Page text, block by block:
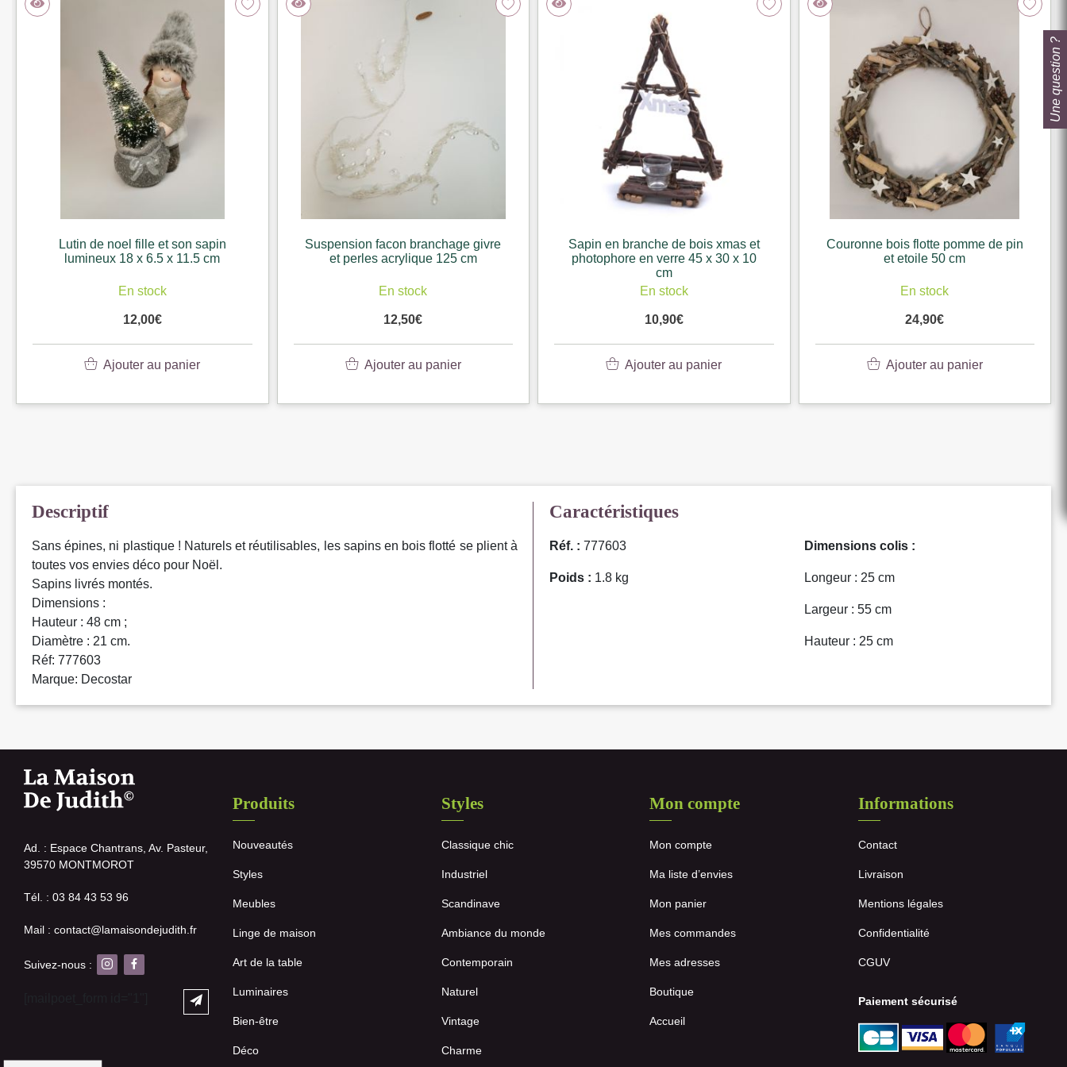
Lutin de noel fille et son sapin
lumineux 18 x 6.5 x 11.5 cm
En stock
12,00€
Ajouter au panier
Suspension facon branchage givre
et perles acrylique 125 cm
En stock
12,50€
Ajouter au panier
Sapin en branche de bois xmas et
photophore en verre 45 x 30 x 10
cm
En stock
10,90€
Ajouter au panier
Couronne bois flotte pomme de pin
et etoile 50 cm
En stock
24,90€
Ajouter au panier
Descriptif
Sans épines, ni plastique ! Naturels et réutilisables, les sapins en bois flotté se plient à
toutes vos envies déco pour Noël.
Sapins livrés montés.
Dimensions :
Hauteur : 48 cm ;
Diamètre : 21 cm.
Réf: 777603
Marque: Decostar
Caractéristiques
Réf. : 777603
Poids : 1.8 kg
Dimensions colis :
Longeur : 25 cm
Largeur : 55 cm
Hauteur : 25 cm
Ad. : Espace Chantrans, Av. Pasteur,
39570 MONTMOROT
Tél. : 03 84 43 53 96
Mail : contact@lamaisondejudith.fr
Suivez-nous :
Produits
Nouveautés
Styles
Meubles
Linge de maison
Art de la table
Luminaires
Bien-être
Déco
Styles
Classique chic
Industriel
Scandinave
Ambiance du monde
Contemporain
Naturel
Vintage
Charme
Mon compte
Mon compte
Ma liste d’envies
Mon panier
Mes commandes
Mes adresses
Boutique
Accueil
Informations
Contact
Livraison
Mentions légales
Confidentialité
CGUV
Paiement sécurisé
Une question ?